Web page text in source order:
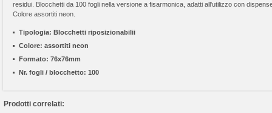
residui. Blocchetti da 100 fogli nella versione a fisarmonica, adatti all'utilizzo con
Colore assortiti neon.
Tipologia: Blocchetti riposizionabilii
Colore: assortiti neon
Formato: 76x76mm
Nr. fogli / blocchetto: 100
Prodotti correlati: